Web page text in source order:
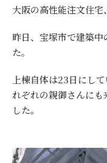
大阪の高性能注文住宅
昨日、宝塚市で建築
た。
上棟自体は23日にし
れぞれの親御さんにも
した。